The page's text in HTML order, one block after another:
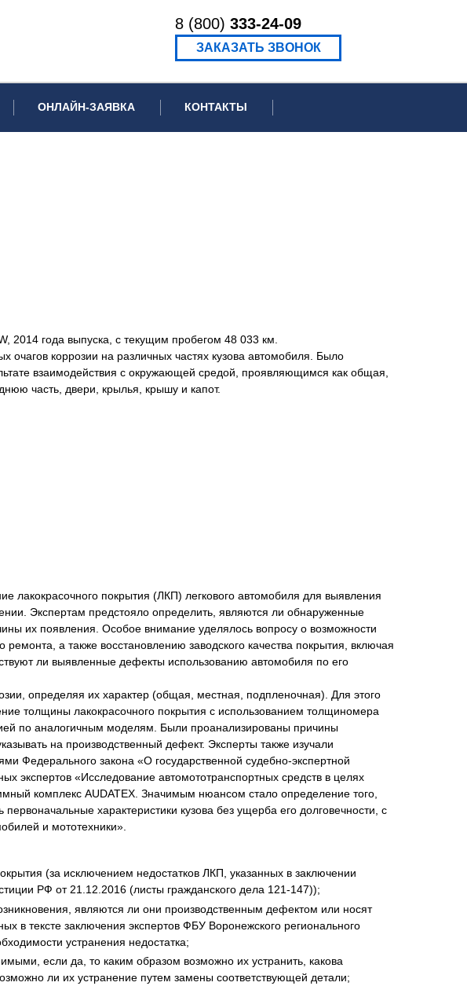
8 (800) 333-24-09
ЗАКАЗАТЬ ЗВОНОК
экспертиза
экспертиза
ОНЛАЙН-ЗАЯВКА КОНТАКТЫ
2014 года выпуска, с текущим пробегом 48 033 км.
коррозии на различных частях кузова автомобиля. Было
взаимодействия с окружающей средой, проявляющимся как общая,
часть, двери, крылья, крышу и капот.
лакокрасочного покрытия (ЛКП) легкового автомобиля для выявления
Экспертам предстояло определить, являются ли обнаруженные
их появления. Особое внимание уделялось вопросу о возможности
а также восстановлению заводского качества покрытия, включая
ли выявленные дефекты использованию автомобиля по его
определяя их характер (общая, местная, подпленочная). Для этого
толщины лакокрасочного покрытия с использованием толщиномера
по аналогичным моделям. Были проанализированы причины
на производственный дефект. Эксперты также изучали
Федерального закона «О государственной судебно-экспертной
экспертов «Исследование автомототранспортных средств в целях
комплекс AUDATEX. Значимым нюансом стало определение того,
характеристики кузова без ущерба его долговечности, с
и мототехники».
(за исключением недостатков ЛКП, указанных в заключении
РФ от 21.12.2016 (листы гражданского дела 121-147));
являются ли они производственным дефектом или носят
в тексте заключения экспертов ФБУ Воронежского регионального
устранения недостатка;
если да, то каким образом возможно их устранить, какова
ли их устранение путем замены соответствующей детали;